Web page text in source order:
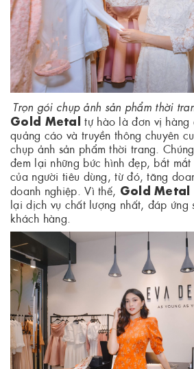
Trọn gói chụp ảnh sản phẩm thời
Gold Metal tự hào là đơn vị hàng
quảng cáo và truyền thông chuyên
chụp ảnh sản phẩm thời trang.
đem lại những bức hình đẹp, bắt mắt
của người tiêu dùng, từ đó, tăng
doanh nghiệp. Vì thế, Gold Metal
lại dịch vụ chất lượng nhất, đáp ứng
khách hàng.